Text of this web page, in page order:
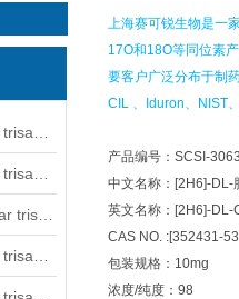
上海赛可锐生物是一
17O和18O等同位素
要客户广泛分布于制
CIL 、Iduron、NIST
产品编号：SCSI-
中文名称：[2H6]-DL-
英文名称：[2H6]-DL-
CAS NO. :[352431-
包装规格：10mg
浓度/纯度：98